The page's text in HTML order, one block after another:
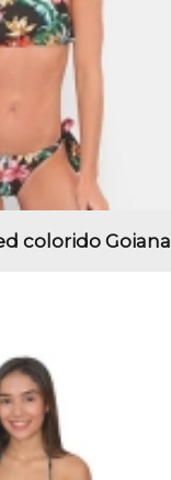
colorido Goiana